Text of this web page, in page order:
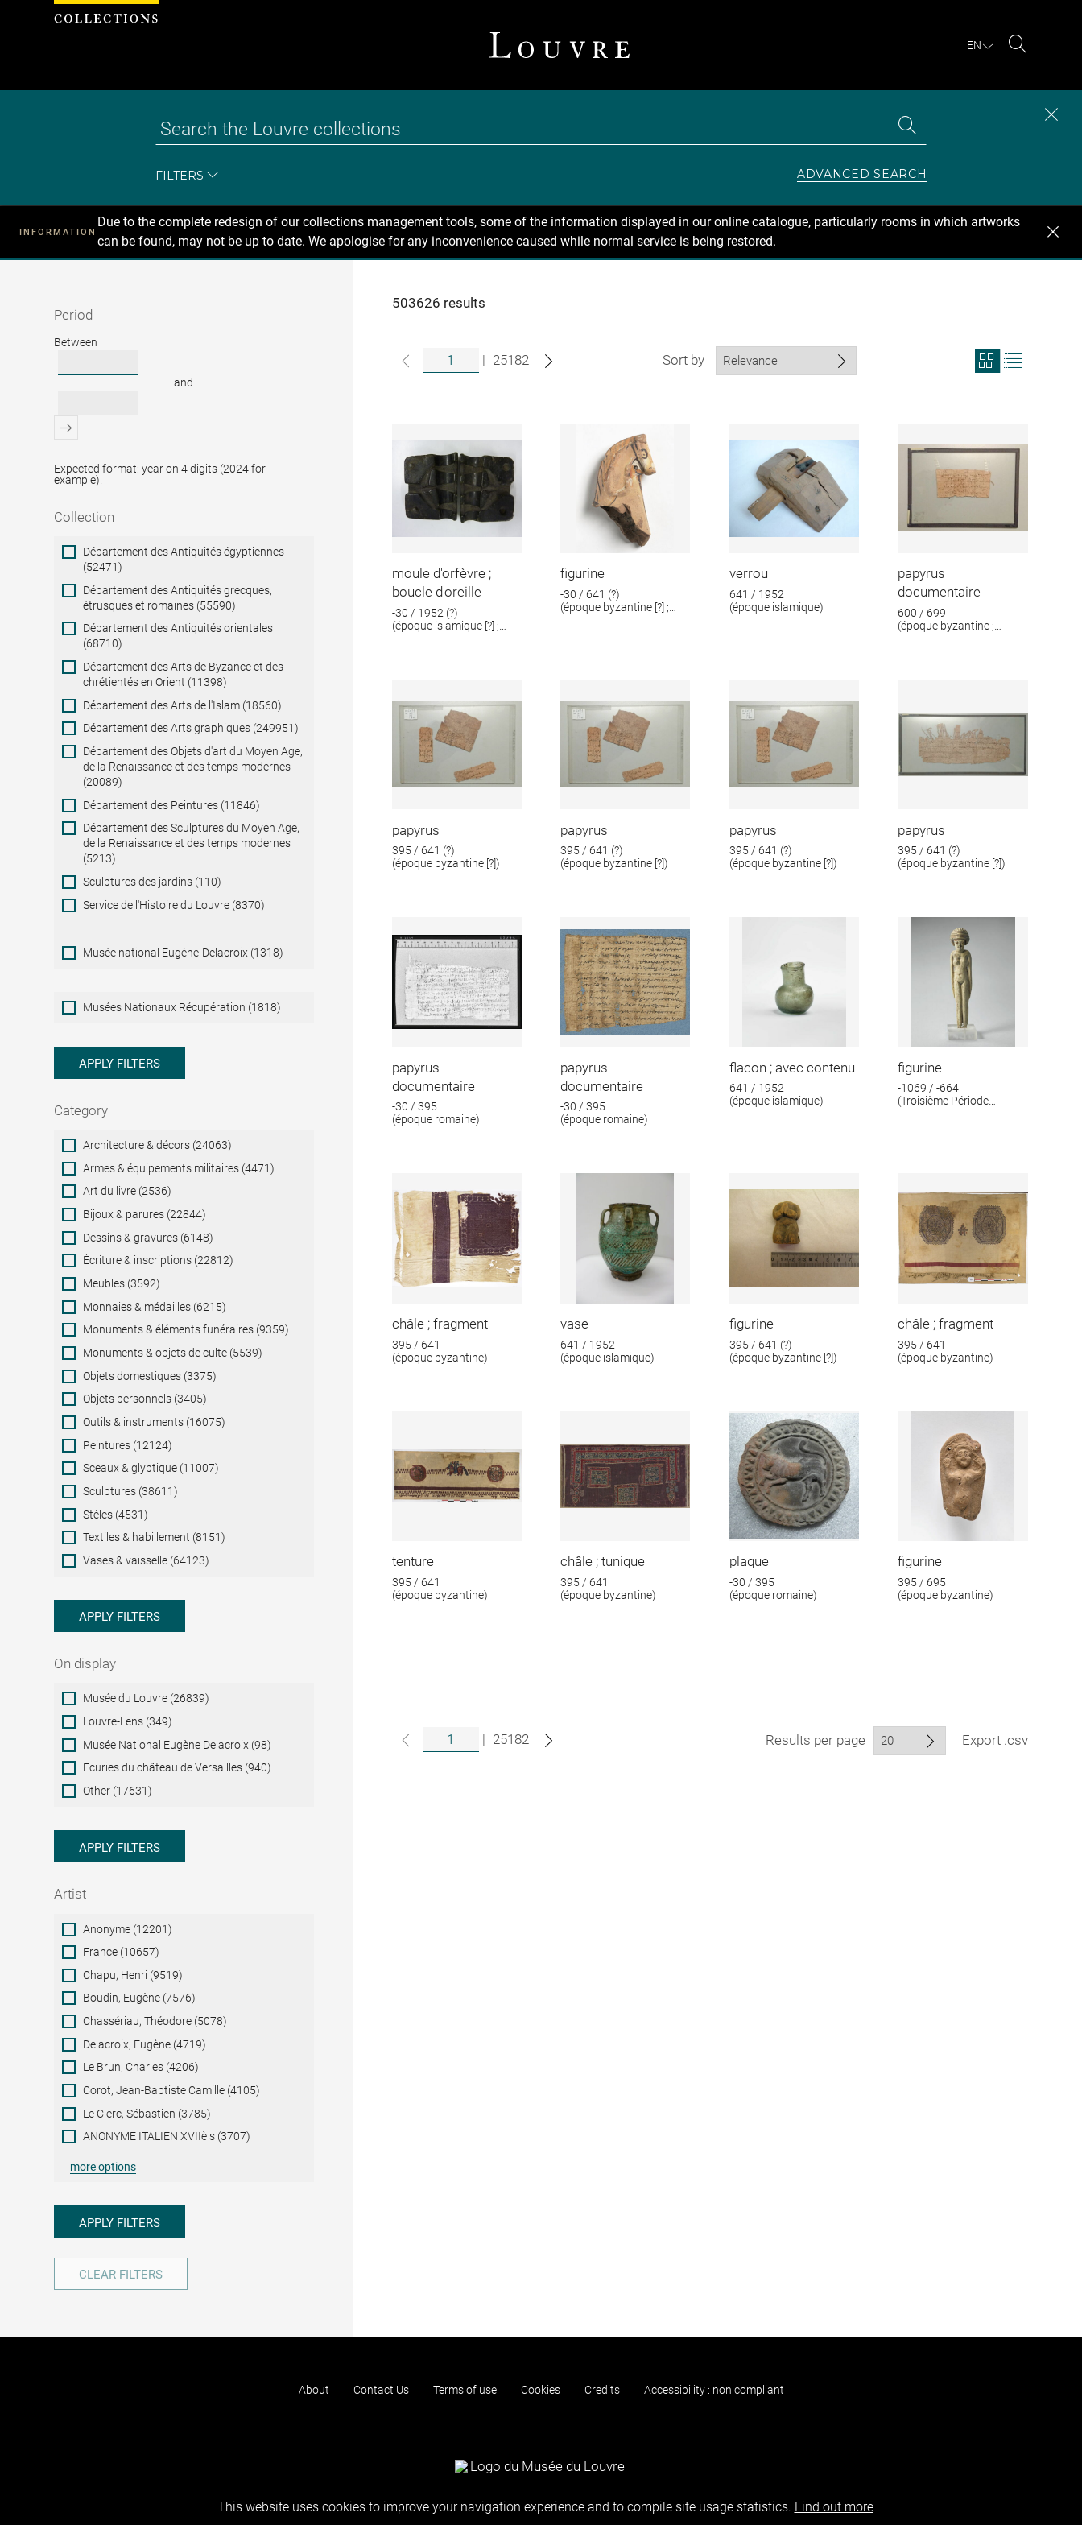
EN
FILTERS ADVANCED SEARCH
INFORMATION
Due to the complete redesign of our collections management tools, some of the information displayed in our online catalogue, particularly rooms in which artworks
can be found, may not be up to date. We apologise for any inconvenience caused while normal service is being restored.
Recherche
Period
Period
Between
and
Expected format: year on 4 digits (2024 for
example).
Collection
Collection
Département des Antiquités égyptiennes
(52471)
Département des Antiquités grecques,
étrusques et romaines (55590)
Département des Antiquités orientales
(68710)
Département des Arts de Byzance et des
chrétientés en Orient (11398)
Département des Arts de l'Islam (18560)
Département des Arts graphiques (249951)
Département des Objets d'art du Moyen Age,
de la Renaissance et des temps modernes
(20089)
Département des Peintures (11846)
Département des Sculptures du Moyen Age,
de la Renaissance et des temps modernes
(5213)
Sculptures des jardins (110)
Service de l'Histoire du Louvre (8370)
Musée national Eugène-Delacroix (1318)
Musées
Nationaux
Musées Nationaux Récupération (1818)
APPLY FILTERS
Category
Category
Architecture & décors (24063)
Armes & équipements militaires (4471)
Art du livre (2536)
Bijoux & parures (22844)
Dessins & gravures (6148)
Écriture & inscriptions (22812)
Meubles (3592)
Monnaies & médailles (6215)
Monuments & éléments funéraires (9359)
Monuments & objets de culte (5539)
Objets domestiques (3375)
Objets personnels (3405)
Outils & instruments (16075)
Peintures (12124)
Sceaux & glyptique (11007)
Sculptures (38611)
Stèles (4531)
Textiles & habillement (8151)
Vases & vaisselle (64123)
APPLY FILTERS
On display
On
display
Musée du Louvre (26839)
Louvre-Lens (349)
Musée National Eugène Delacroix (98)
Ecuries du château de Versailles (940)
Other (17631)
APPLY FILTERS
Artist
ArtistAnonyme (12201)
France (10657)
Chapu, Henri (9519)
Boudin, Eugène (7576)
Chassériau, Théodore (5078)
Delacroix, Eugène (4719)
Le Brun, Charles (4206)
Corot, Jean-Baptiste Camille (4105)
Le Clerc, Sébastien (3785)
ANONYME ITALIEN XVIIè s (3707)
more options
APPLY FILTERS
CLEAR FILTERS
503626 results
| 25182 Sort by
View
search
moule d'orfèvre ;
boucle d'oreille
-30 / 1952 (?)
(époque islamique [?] ;
figurine
-30 / 641 (?)
(époque byzantine [?] ;
verrou
641 / 1952
(époque islamique)
papyrus
documentaire
600 / 699
(époque byzantine ;
papyrus
395 / 641 (?)
(époque byzantine [?])
papyrus
395 / 641 (?)
(époque byzantine [?])
papyrus
395 / 641 (?)
(époque byzantine [?])
papyrus
395 / 641 (?)
(époque byzantine [?])
papyrus
documentaire
-30 / 395
(époque romaine)
papyrus
documentaire
-30 / 395
(époque romaine)
flacon ; avec contenu
641 / 1952
(époque islamique)
figurine
-1069 / -664
(Troisième Période
châle ; fragment
395 / 641
(époque byzantine)
vase
641 / 1952
(époque islamique)
figurine
395 / 641 (?)
(époque byzantine [?])
châle ; fragment
395 / 641
(époque byzantine)
tenture
395 / 641
(époque byzantine)
châle ; tunique
395 / 641
(époque byzantine)
plaque
-30 / 395
(époque romaine)
figurine
395 / 695
(époque byzantine)
| 25182 Results per page Export .csv
About Contact Us Terms of use Cookies Credits Accessibility : non compliant
Cookies management panel
This website uses cookies to improve your navigation experience and to compile site usage statistics. Find out more